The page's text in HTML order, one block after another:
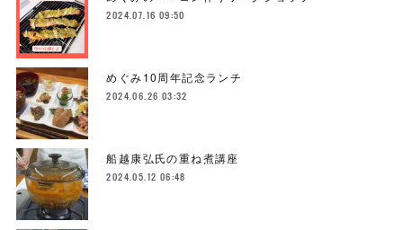
2024.07.16 09:50
めぐみ10周年記念ランチ
2024.06.26 03:32
船越康弘氏の重ね煮講座
2024.05.12 06:48